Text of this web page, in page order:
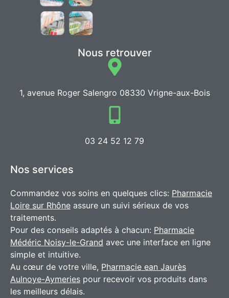
Nous retrouver
1, avenue Roger Salengro 08330 Vrigne-aux-Bois
03 24 52 12 79
Nos services
Commandez vos soins en quelques clics: Pharmacie
Loire sur Rhône assure un suivi sérieux de vos
traitements.
Pour des conseils adaptés à chacun: Pharmacie
Médéric Noisy-le-Grand avec une interface en ligne
simple et intuitive.
Au cœur de votre ville, Pharmacie ean Jaurès
Aulnoye-Aymeries pour recevoir vos produits dans
les meilleurs délais.